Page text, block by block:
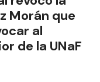
Morán que
al
de la UNaF